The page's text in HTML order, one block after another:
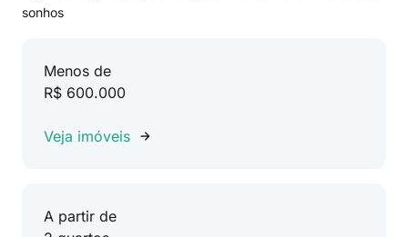
sonhos
Menos de
R$ 600.000
Veja imóveis
A partir de